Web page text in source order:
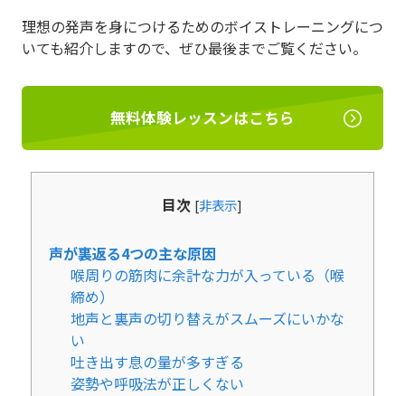
理想の発声を身につけるためのボイストレーニングにつ
いても紹介しますので、ぜひ最後までご覧ください。
無料体験レッスンはこちら
目次 [非表示]
声が裏返る4つの主な原因
喉周りの筋肉に余計な力が入っている（喉
締め）
地声と裏声の切り替えがスムーズにいかな
い
吐き出す息の量が多すぎる
姿勢や呼吸法が正しくない